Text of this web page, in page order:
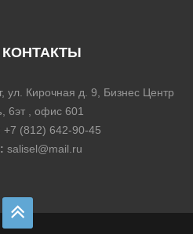
ул. Кирочная д. 9, Бизнес Центр
6эт , офис 601
+7 (812) 642-90-45
salisel@mail.ru